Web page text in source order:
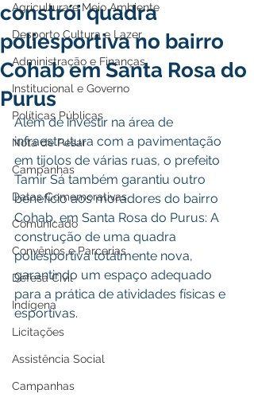
Agricultura e Meio Ambiente
Desporto Cultura e Lazer
Administração e Finanças
Institucional e Governo
Políticas Públicas
Nota de Pesar
Campanhas
Datas Comemorativas
Comunicado
Convênios e Parcerias
Defesa Civil
Indígena
Licitações
Assistência Social
Campanhas
constrói quadra
poliesportiva no bairro
Cohab em Santa Rosa do
Purus
Além de investir na área de
infraestrutura com a pavimentação
em tijolos de várias ruas, o prefeito
Tamir Sá também garantiu outro
benefício aos moradores do bairro
Cohab, em Santa Rosa do Purus: A
construção de uma quadra
poliesportiva totalmente nova,
garantindo um espaço adequado
para a prática de atividades físicas e
esportivas.